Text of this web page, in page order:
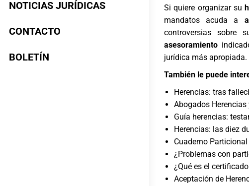
NOTICIAS JURÍDICAS
CONTACTO
BOLETÍN
Si quiere organizar su
mandatos acuda a
controversias sobre
asesoramiento
jurídica más
También le puede
Herencias: tras
Abogados
Guía herencias:
Herencias: las diez
Cuaderno
¿Problemas con
¿Qué es el
Aceptación de